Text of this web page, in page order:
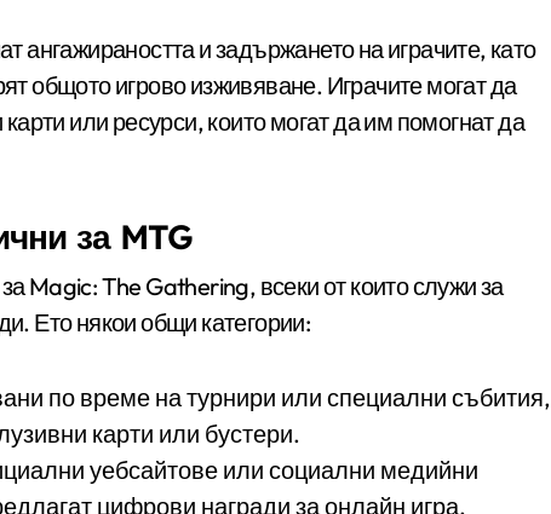
ангажираността и задържането на играчите, като
общото игрово изживяване. Играчите могат да
или ресурси, които могат да им помогнат да
за MTG
Magic: The Gathering, всеки от които служи за
Ето някои общи категории:
по време на турнири или специални събития,
карти или бустери.
уебсайтове или социални медийни
цифрови награди за онлайн игра.